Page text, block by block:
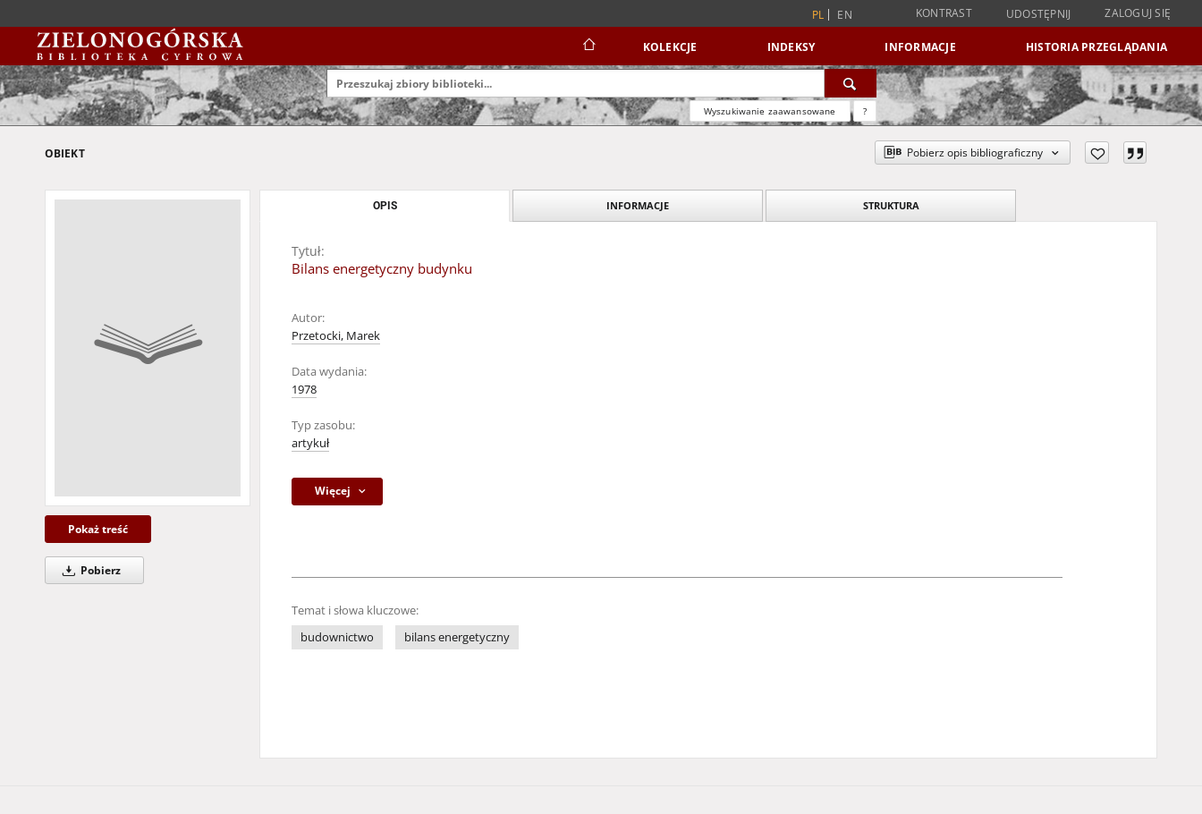
PL EN KONTRAST UDOSTĘPNIJ ZALOGUJ SIĘ
KOLEKCJE INDEKSY INFORMACJE HISTORIA PRZEGLĄDANIA
Wyszukiwanie zaawansowane ?
OBIEKT Pobierz opis bibliograficzny
Pokaż treść
Pobierz
OPIS INFORMACJE STRUKTURA
Tytuł:
Bilans energetyczny budynku
Autor:
Przetocki, Marek
Data wydania:
1978
Typ zasobu:
artykuł
Więcej
Temat i słowa kluczowe:
budownictwo
bilans energetyczny